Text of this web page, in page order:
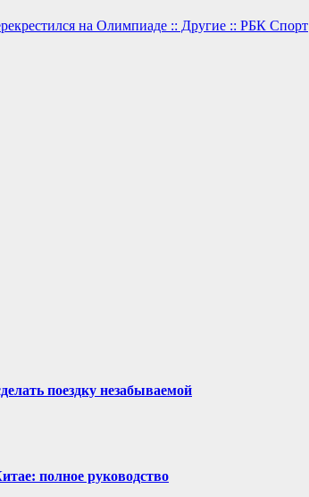
на Олимпиаде :: Другие :: РБК Спорт
поездку незабываемой
полное руководство